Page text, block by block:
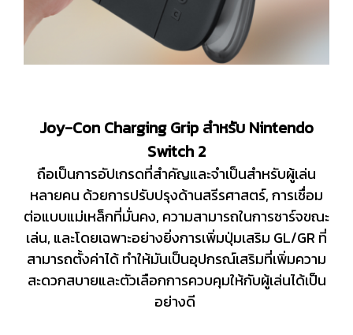
Joy-Con Charging Grip สำหรับ Nintendo
Switch 2
ถือเป็นการอัปเกรดที่สำคัญและจำเป็นสำหรับผู้เล่น
หลายคน ด้วยการปรับปรุงด้านสรีรศาสตร์, การเชื่อม
ต่อแบบแม่เหล็กที่มั่นคง, ความสามารถในการชาร์จขณะ
เล่น, และโดยเฉพาะอย่างยิ่งการเพิ่มปุ่มเสริม GL/GR ที่
สามารถตั้งค่าได้ ทำให้มันเป็นอุปกรณ์เสริมที่เพิ่มความ
สะดวกสบายและตัวเลือกการควบคุมให้กับผู้เล่นได้เป็น
อย่างดี